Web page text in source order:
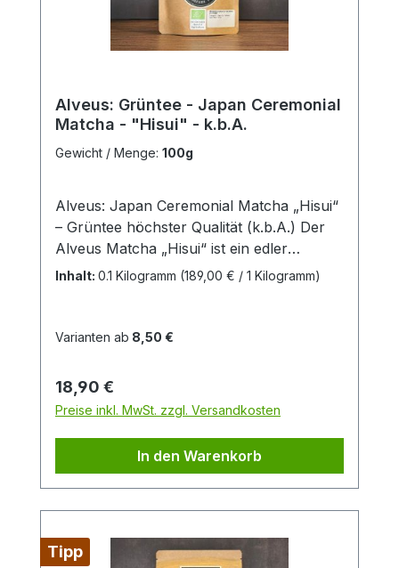
Alveus: Grüntee - Japan Ceremonial
Matcha - "Hisui" - k.b.A.
Gewicht / Menge: 100g
Alveus: Japan Ceremonial Matcha „Hisui“
– Grüntee höchster Qualität (k.b.A.) Der
Alveus Matcha „Hisui“ ist ein edler
Ceremonial Grade Grüntee aus Japan –
aus kontrolliert biologischem Anbau
Matcha verwendet. Sein Geschmack ist
samtig-mild, leicht süßlich und frei von
Bitterstoffen – ideal für die traditionelle
japanische Teezeremonie oder den puren
Genuss. Die leuchtend grüne Farbe und
das intensive Aroma zeugen von höchster
Matcha bringt Balance, Energie und
Inhalt: 0.1 Kilogramm (189,00 € / 1 Kilogramm)
Varianten ab 8,50 €
Regulärer Preis:
18,90 €
Preise inkl. MwSt. zzgl. Versandkosten
In den Warenkorb
Tipp